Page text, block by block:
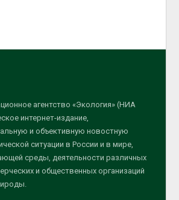
агентство «Экология» (НИА
интернет-издание,
и объективную новостную
ситуации в России и в мире,
среды, деятельности различных
и общественных организаций